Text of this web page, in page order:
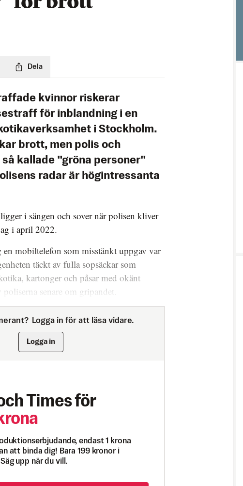
Dela
kvinnor riskerar
för inblandning i en
i Stockholm.
brott, men polis och
kallade "gröna personer"
radar är högintressanta
i sängen och sover när polisen kliver
i april 2022.
mobiltelefon som misstänkt uppgav var
täckt av fulla sopsäckar som
kartonger och påsar med okänt
senare om gripandet.
Logga in för att läsa vidare.
Logga in
Times för
endast 1 krona
att binda dig! Bara 199 kronor i
upp när du vill.